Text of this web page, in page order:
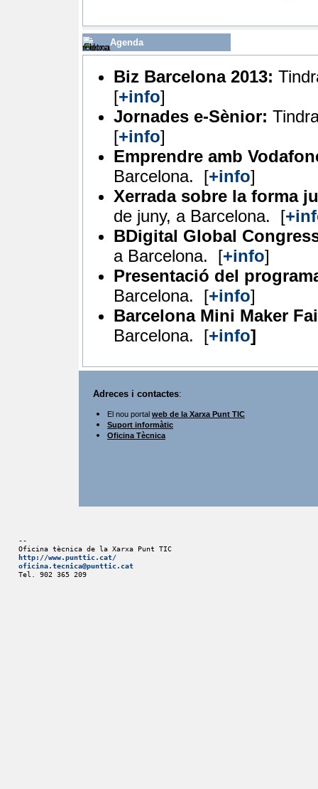
Agenda
Biz Barcelona 2013:
[+info]
Jornades e-Sènior:
[+info]
Emprendre amb
Barcelona.
[+info]
Xerrada sobre la forma
de juny, a Barcelona.
[
BDigital Global
a Barcelona.
[+info]
Presentació del
Barcelona.
[+info]
Barcelona Mini Maker
Barcelona.
[+info]
Adreces i contactes:
El nou portal web de la Xarxa Punt TIC
Suport informàtic
Oficina Tècnica
--
Oficina tècnica de la Xarxa Punt TIC
http://www.punttic.cat/
oficina.tecnica@punttic.cat
Tel. 902 365 209